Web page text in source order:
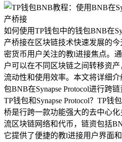
如何使用TP钱包中的钱包BNB在
产桥接在区块链技术快速发展的
密货币用户关注的教l进接焦点。
户可以在不同区块链之间转移资
流动性和使用效率。本文将详细
包BNB在Synapse Protocol进行跨
TP钱包和Synapse Protocol？TP钱
桥是行跨一款功能强大的去中心
流区块链网络和代币，链资包括
它提供了便捷的教l进接用户界面